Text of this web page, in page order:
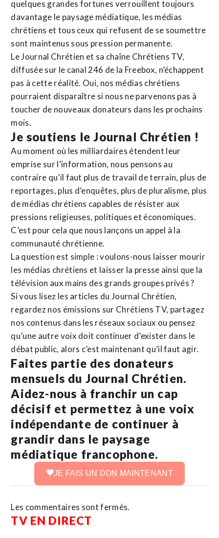
quelques grandes fortunes verrouillent toujours
davantage le paysage médiatique, les médias
chrétiens et tous ceux qui refusent de se soumettre
sont maintenus sous pression permanente.
Le Journal Chrétien et sa chaîne Chrétiens TV,
diffusée sur le canal 246 de la Freebox, n’échappent
pas à cette réalité. Oui, nos médias chrétiens
pourraient disparaître si nous ne parvenons pas à
toucher de nouveaux donateurs dans les prochains
mois.
Je soutiens le Journal Chrétien !
Au moment où les milliardaires étendent leur
emprise sur l’information, nous pensons au
contraire qu’il faut plus de travail de terrain, plus de
reportages, plus d’enquêtes, plus de pluralisme, plus
de médias chrétiens capables de résister aux
pressions religieuses, politiques et économiques.
C’est pour cela que nous lançons un appel à la
communauté chrétienne.
La question est simple : voulons-nous laisser mourir
les médias chrétiens et laisser la presse ainsi que la
télévision aux mains des grands groupes privés ?
Si vous lisez les articles du Journal Chrétien,
regardez nos émissions sur Chrétiens TV, partagez
nos contenus dans les réseaux sociaux ou pensez
qu’une autre voix doit continuer d’exister dans le
débat public, alors c’est maintenant qu’il faut agir.
Faites partie des donateurs
mensuels du Journal Chrétien.
Aidez-nous à franchir un cap
décisif et permettez à une voix
indépendante de continuer à
grandir dans le paysage
médiatique francophone.
JE FAIS UN DON MAINTENANT
Les commentaires sont fermés.
TV EN DIRECT